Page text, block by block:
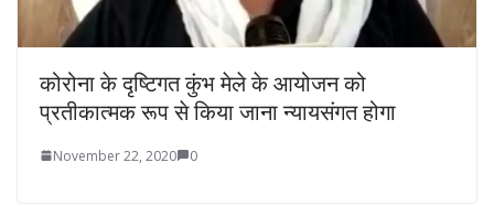
कोरोना के दृष्टिगत कुंभ मेले के आयोजन को
प्रतीकात्मक रूप से किया जाना न्यायसंगत होगा
November 22, 2020 0